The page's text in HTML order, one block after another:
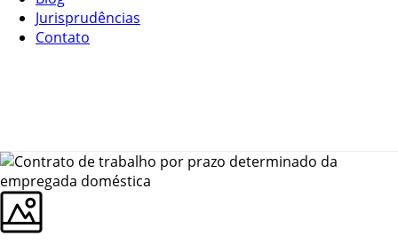
Jurisprudências
Contato